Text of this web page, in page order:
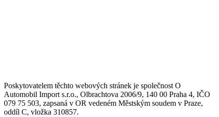
Poskytovatelem těchto webových stránek je společnost O
Automobil Import s.r.o., Olbrachtova 2006/9, 140 00 Praha 4, IČO
079 75 503, zapsaná v OR vedeném Městským soudem v Praze,
oddíl C, vložka 310857.